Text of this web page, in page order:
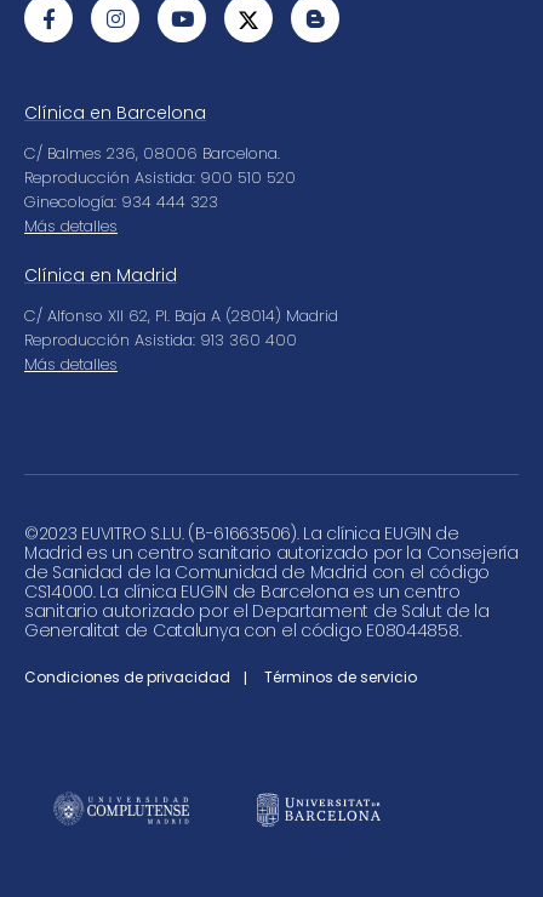
Clínica en Barcelona
C/ Balmes 236, 08006 Barcelona.
Reproducción Asistida: 900 510 520
Ginecología: 934 444 323
Más detalles
Clínica en Madrid
C/ Alfonso XII 62, Pl. Baja A (28014) Madrid
Reproducción Asistida: 913 360 400
Más detalles
©2023 EUVITRO S.L.U. (B-61663506). La clínica EUGIN de
Madrid es un centro sanitario autorizado por la Consejería
de Sanidad de la Comunidad de Madrid con el código
CS14000. La clínica EUGIN de Barcelona es un centro
sanitario autorizado por el Departament de Salut de la
Generalitat de Catalunya con el código E08044858.
Condiciones de privacidad Términos de servicio